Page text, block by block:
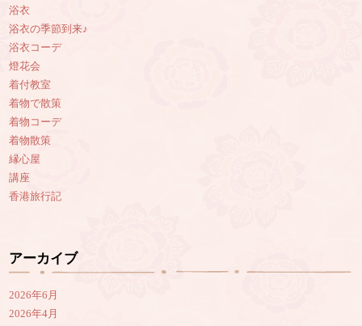
浴衣
浴衣の季節到来♪
浴衣コーデ
燈花会
着付教室
着物で散策
着物コーデ
着物散策
縁心屋
講座
香港旅行記
アーカイブ
2026年6月
2026年4月